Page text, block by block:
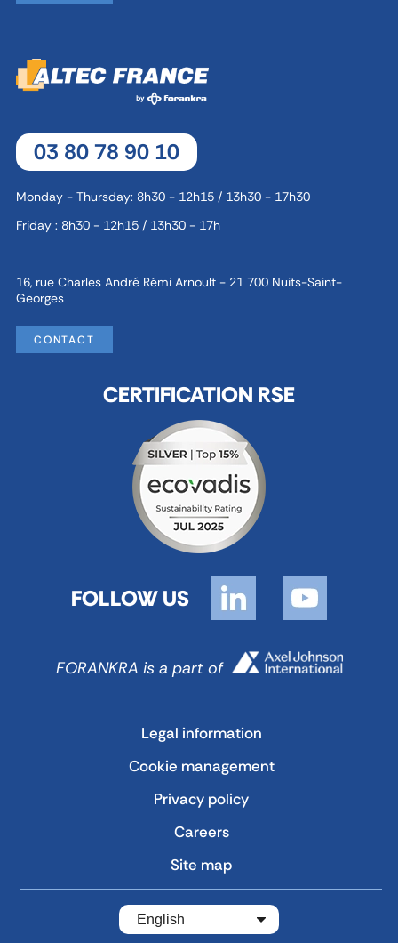
03 80 78 90 10
Monday - Thursday: 8h30 - 12h15 / 13h30 - 17h30
Friday : 8h30 - 12h15 / 13h30 - 17h
16, rue Charles André Rémi Arnoult - 21 700 Nuits-Saint-
Georges
CONTACT
CERTIFICATION RSE
FOLLOW US
FORANKRA is a part of
Legal information
Cookie management
Privacy policy
Careers
Site map
English